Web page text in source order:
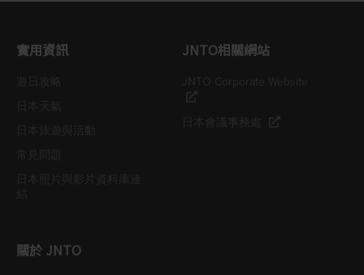
實用資訊 JNTO相關網站
關於 JNTO